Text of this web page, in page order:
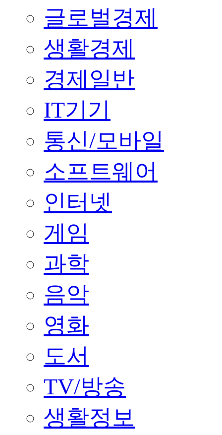
글로벌경제
생활경제
경제일반
IT기기
통신/모바일
소프트웨어
인터넷
게임
과학
음악
영화
도서
TV/방송
생활정보